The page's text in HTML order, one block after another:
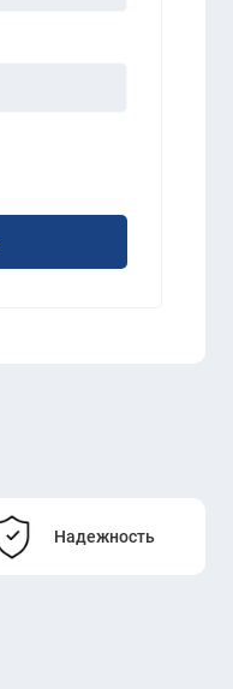
Надежность